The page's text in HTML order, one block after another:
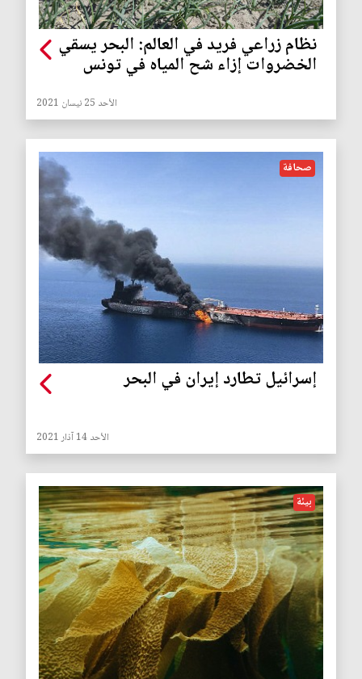
نظام زراعي فريد في العالم: البحر يسقي
الخضروات إزاء شح المياه في تونس
الأحد 25 نيسان 2021
صحافة
إسرائيل تطارد إيران في البحر
الأحد 14 آذار 2021
بيئة